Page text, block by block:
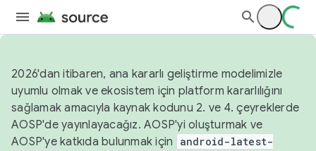
2026'dan itibaren, ana kararlı geliştirme modelimizle
uyumlu olmak ve ekosistem için platform kararlılığını
sağlamak amacıyla kaynak kodunu 2. ve 4. çeyreklerde
AOSP'de yayınlayacağız. AOSP'yi oluşturmak ve
AOSP'ye katkıda bulunmak için
android-latest-